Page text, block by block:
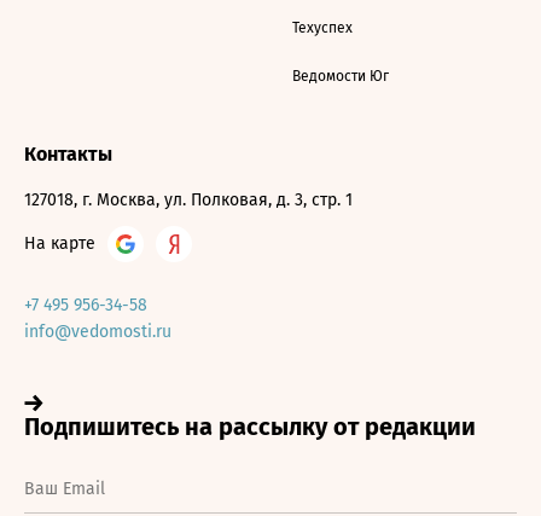
Техуспех
Ведомости Юг
Контакты
127018, г. Москва, ул. Полковая, д. 3, стр. 1
На карте
+7 495 956-34-58
info@vedomosti.ru